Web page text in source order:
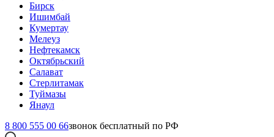
Бирск
Ишимбай
Кумертау
Мелеуз
Нефтекамск
Октябрьский
Салават
Стерлитамак
Туймазы
Янаул
8 800 555 00 66звонок бесплатный по РФ